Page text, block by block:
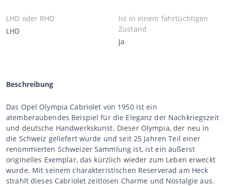
LHD oder RHD
LHD
Ist in einem fahrtüchtigen
Zustand
Ja
Beschreibung
Das Opel Olympia Cabriolet von 1950 ist ein
atemberaubendes Beispiel für die Eleganz der Nachkriegszeit
und deutsche Handwerkskunst. Dieser Olympia, der neu in
die Schweiz geliefert wurde und seit 25 Jahren Teil einer
renommierten Schweizer Sammlung ist, ist ein äußerst
originelles Exemplar, das kürzlich wieder zum Leben erweckt
wurde. Mit seinem charakteristischen Reserverad am Heck
strahlt dieses Cabriolet zeitlosen Charme und Nostalgie aus.